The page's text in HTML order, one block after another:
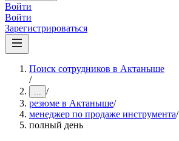
Войти
Войти
Зарегистрироваться
Поиск сотрудников в Актаныше
/
... /
резюме в Актаныше/
менеджер по продаже инструмента/
полный день